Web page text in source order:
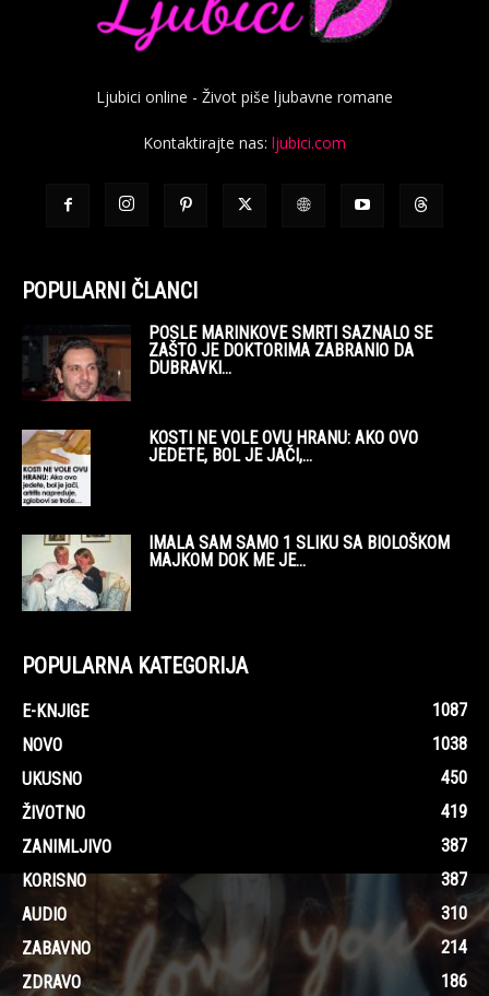
Ljubici online - Život piše ljubavne romane
Kontaktirajte nas: ljubici.com
POPULARNI ČLANCI
POSLE MARINKOVE SMRTI SAZNALO SE
ZAŠTO JE DOKTORIMA ZABRANIO DA
DUBRAVKI...
KOSTI NE VOLE OVU HRANU: AKO OVO
JEDETE, BOL JE JAČI,...
IMALA SAM SAMO 1 SLIKU SA BIOLOŠKOM
MAJKOM DOK ME JE...
POPULARNA KATEGORIJA
E-KNJIGE
1087
NOVO
1038
UKUSNO
450
ŽIVOTNO
419
ZANIMLJIVO
387
KORISNO
387
AUDIO
310
ZABAVNO
214
ZDRAVO
186